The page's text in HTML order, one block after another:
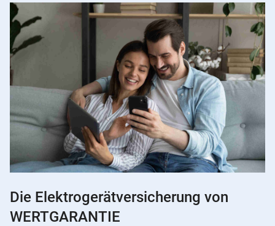
Die Elektrogerätversicherung von
WERTGARANTIE